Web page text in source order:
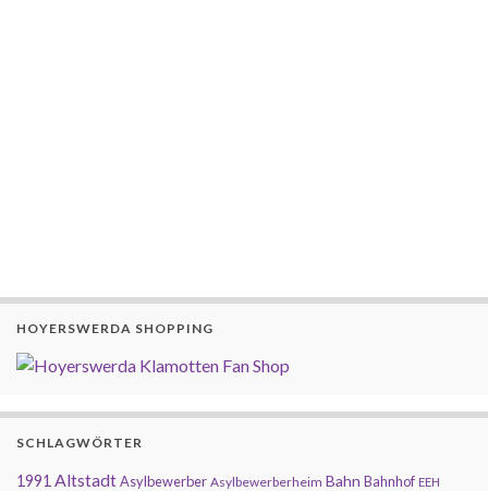
HOYERSWERDA SHOPPING
SCHLAGWÖRTER
1991 AltstadtAsylbewerber Asylbewerberheim Bahn Bahnhof EEH